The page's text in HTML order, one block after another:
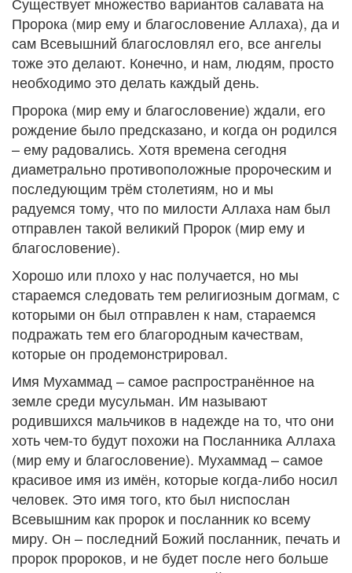
Пророка (мир ему и благословение Аллаха), да и
сам Всевышний благословлял его, все ангелы
тоже это делают. Конечно, и нам, людям, просто
необходимо это делать каждый день.
Пророка (мир ему и благословение) ждали, его
рождение было предсказано, и когда он родился
– ему радовались. Хотя времена сегодня
диаметрально противоположные пророческим и
последующим трём столетиям, но и мы
радуемся тому, что по милости Аллаха нам был
отправлен такой великий Пророк (мир ему и
благословение).
Хорошо или плохо у нас получается, но мы
стараемся следовать тем религиозным догмам, с
которыми он был отправлен к нам, стараемся
подражать тем его благородным качествам,
которые он продемонстрировал.
Имя Мухаммад – самое распространённое на
земле среди мусульман. Им называют
родившихся мальчиков в надежде на то, что они
хоть чем-то будут похожи на Посланника Аллаха
(мир ему и благословение). Мухаммад – самое
красивое имя из имён, которые когда-либо носил
человек. Это имя того, кто был ниспослан
Всевышним как пророк и посланник ко всему
миру. Он – последний Божий посланник, печать и
пророк пророков, и не будет после него больше